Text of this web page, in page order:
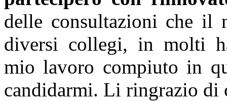
delle consultazioni che il
diversi collegi, in molti
mio lavoro compiuto in
candidarmi. Li ringrazio di